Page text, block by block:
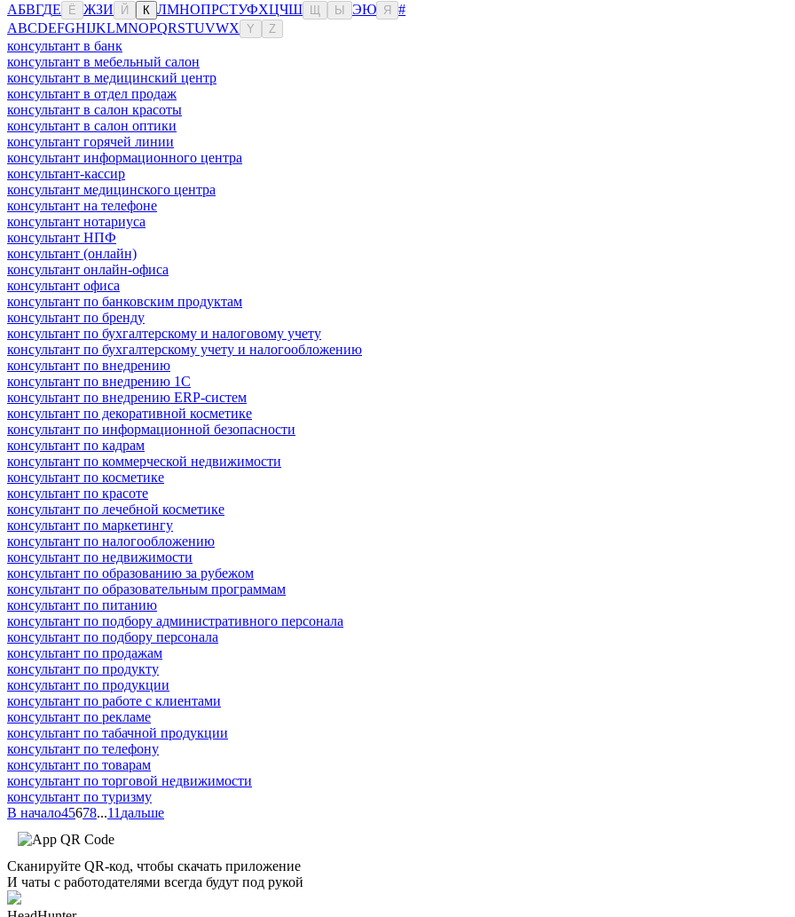
АБВГДЕ Ё ЖЗИ Й К ЛМНОПРСТУФХЦЧШ Ы ЭЮ Я
#
ABCDEFGHIJKLMNOPQRSTUVWX Y Z
консультант в банк
консультант в мебельный салон
консультант в медицинский центр
консультант в отдел продаж
консультант в салон красоты
консультант в салон оптики
консультант горячей линии
консультант информационного центра
консультант-кассир
консультант медицинского центра
консультант на телефоне
консультант нотариуса
консультант НПФ
консультант (онлайн)
консультант онлайн-офиса
консультант офиса
консультант по банковским продуктам
консультант по бренду
консультант по бухгалтерскому и налоговому учету
консультант по бухгалтерскому учету и налогообложению
консультант по внедрению
консультант по внедрению 1С
консультант по внедрению ERP-систем
консультант по декоративной косметике
консультант по информационной безопасности
консультант по кадрам
консультант по коммерческой недвижимости
консультант по косметике
консультант по красоте
консультант по лечебной косметике
консультант по маркетингу
консультант по налогообложению
консультант по недвижимости
консультант по образованию за рубежом
консультант по образовательным программам
консультант по питанию
консультант по подбору административного персонала
консультант по подбору персонала
консультант по продажам
консультант по продукту
консультант по продукции
консультант по работе с клиентами
консультант по рекламе
консультант по табачной продукции
консультант по телефону
консультант по товарам
консультант по торговой недвижимости
консультант по туризму
В начало45678...11 дальше
Сканируйте QR-код, чтобы скачать приложение
И чаты с работодателями всегда будут под рукой